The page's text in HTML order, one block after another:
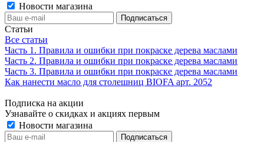
Новости магазина
Статьи
Все статьи
Часть 1. Правила и ошибки при покраске дерева маслами
Часть 2. Правила и ошибки при покраске дерева маслами
Часть 3. Правила и ошибки при покраске дерева маслами
Как нанести масло для столешниц BIOFA арт. 2052
Подписка на акции
Узнавайте о скидках и акциях первым
Новости магазина